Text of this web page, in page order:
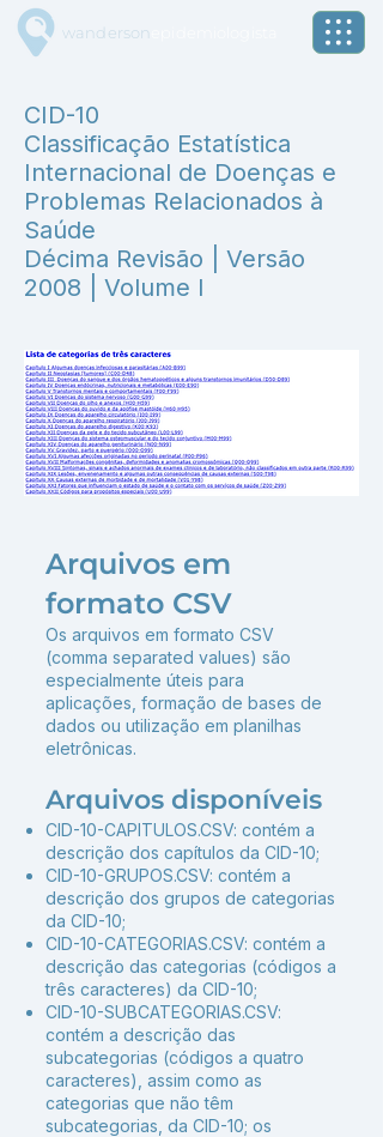
wanderson
CID-10
Classificação Estatística
Internacional de Doenças e
Problemas Relacionados à
Saúde
Décima Revisão | Versão
2008 | Volume I
Arquivos em
formato CSV
Os arquivos em formato CSV
(comma separated values) são
especialmente úteis para
aplicações, formação de bases de
dados ou utilização em planilhas
eletrônicas.
Arquivos disponíveis
CID-10-CAPITULOS.CSV: contém a
descrição dos capítulos da CID-10;
CID-10-GRUPOS.CSV: contém a
descrição dos grupos de categorias
da CID-10;
CID-10-CATEGORIAS.CSV: contém a
descrição das categorias (códigos a
três caracteres) da CID-10;
CID-10-SUBCATEGORIAS.CSV:
contém a descrição das
subcategorias (códigos a quatro
caracteres), assim como as
categorias que não têm
subcategorias, da CID-10; os